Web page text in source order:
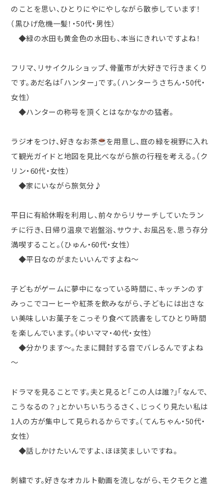
のことを思い、ひとりにやにやしながら散歩しています！
（黒ひげ危機一髪！・50代・男性）
◆緑の水田も黄金色の水田も、本当にきれいですよね！
フリマ、リサイクルショップ、骨董市が大好きで行きまくり
です。あだ名は「ハンター」です。（ハンターうさちん・50代・
女性）
◆ハンターの称号を頂くとはなかなかの猛者。
ラジオをつけ、好きなお茶
を用意し、庭の緑を視野に入れ
て観光ガイドと地図を見比べながら旅の行程を考える。（ク
リン・60代・女性）
◆家にいながら旅気分♪
平日に有給休暇を利用し、前々からリサーチしていたラン
チに行き、日帰り温泉で岩盤浴、サウナ、お風呂を、思う存分
満喫すること。（ひゅん・60代・女性）
◆平日なのがまたいいんですよね～
子どもがゲームに夢中になっている時間に、キッチンのす
みっこでコーヒーや紅茶を飲みながら、子どもには出さな
い美味しいお菓子をこっそり食べて読書をしてひとり時間
を楽しんでいます。（ゆいママ・40代・女性）
◆分かります～。たまに開封する音でバレるんですよね
～
ドラマを見ることです。夫と見ると｢この人は誰?｣｢なんで、
こうなるの？｣とかいちいちうるさく、じっくり見たい私は
1人の方が集中して見られるからです。（てんちゃん・50代・
女性）
◆話しかけたいんですよ、ほほ笑ましいですね。
刺繍です。好きなオカルト動画を流しながら、モクモクと進